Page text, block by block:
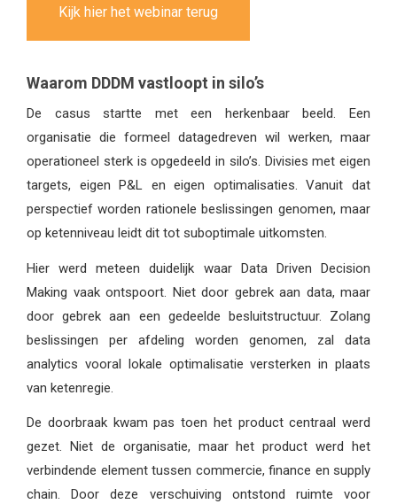
Kijk hier het webinar terug
Waarom DDDM vastloopt in silo’s
De casus startte met een herkenbaar beeld. Een
organisatie die formeel datagedreven wil werken, maar
operationeel sterk is opgedeeld in silo’s. Divisies met eigen
targets, eigen P&L en eigen optimalisaties. Vanuit dat
perspectief worden rationele beslissingen genomen, maar
op ketenniveau leidt dit tot suboptimale uitkomsten.
Hier werd meteen duidelijk waar Data Driven Decision
Making vaak ontspoort. Niet door gebrek aan data, maar
door gebrek aan een gedeelde besluitstructuur. Zolang
beslissingen per afdeling worden genomen, zal data
analytics vooral lokale optimalisatie versterken in plaats
van ketenregie.
De doorbraak kwam pas toen het product centraal werd
gezet. Niet de organisatie, maar het product werd het
verbindende element tussen commercie, finance en supply
chain. Door deze verschuiving ontstond ruimte voor